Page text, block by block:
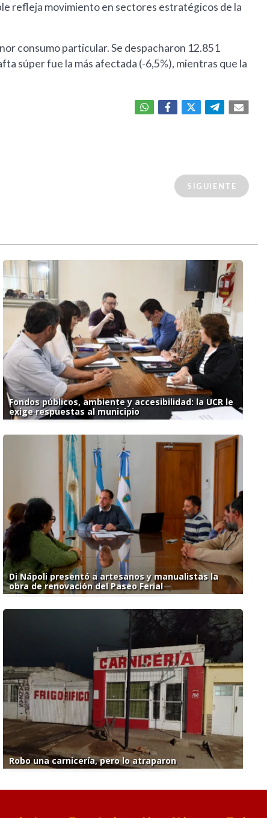
refleja movimiento en sectores estratégicos de la
consumo particular. Se despacharon 12.851
súper fue la más afectada (-6,5%), mientras que la
SIGUIENTE
Fondos públicos, ambiente y accesibilidad: la UCR le
exige respuestas al municipio
Di Nápoli presentó a artesanos y manualistas la
obra de renovación del Paseo Ferial
Robo una carnicería, pero lo atraparon